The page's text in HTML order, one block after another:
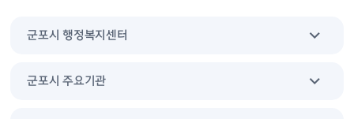
군포시 행정복지센터
군포시 주요기관